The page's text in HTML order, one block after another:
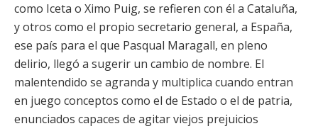
como Iceta o Ximo Puig, se refieren con él a Cataluña,
y otros como el propio secretario general, a España,
ese país para el que Pasqual Maragall, en pleno
delirio, llegó a sugerir un cambio de nombre. El
malentendido se agranda y multiplica cuando entran
en juego conceptos como el de Estado o el de patria,
enunciados capaces de agitar viejos prejuicios